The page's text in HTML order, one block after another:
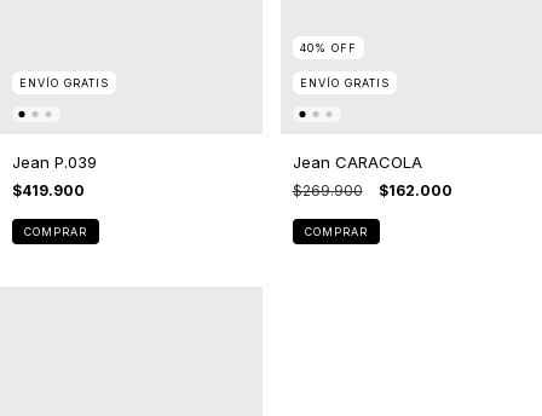
ENVÍO GRATIS
Jean P.039
$419.900
COMPRAR
40% OFF
ENVÍO GRATIS
Jean CARACOLA
$269.900 $162.000
COMPRAR